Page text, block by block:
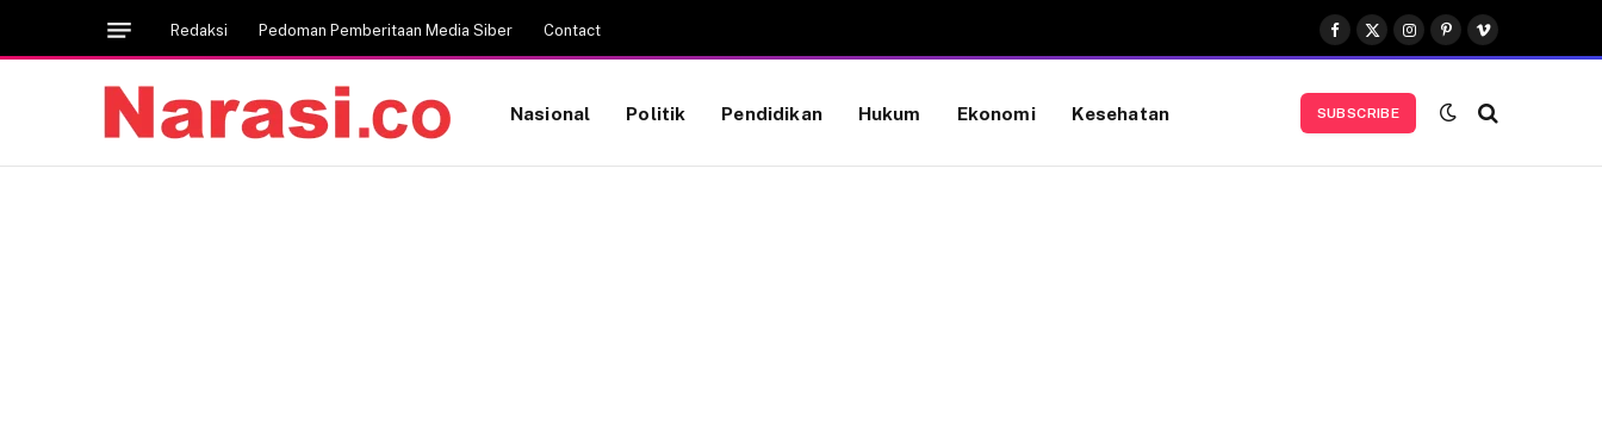
Redaksi Pedoman Pemberitaan Media Siber Contact
Facebook
X
(Twitter)
Instagram
Pinterest
Vimeo
Nasional Politik Pendidikan Hukum Ekonomi Kesehatan SUBSCRIBE